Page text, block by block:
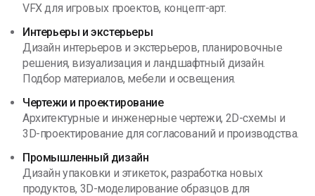
VFX для игровых проектов, концепт-арт.
Интерьеры и экстерьеры
Дизайн интерьеров и экстерьеров, планировочные
решения, визуализация и ландшафтный дизайн.
Подбор материалов, мебели и освещения.
Чертежи и проектирование
Архитектурные и инженерные чертежи, 2D-схемы и
3D-проектирование для согласований и производства.
Промышленный дизайн
Дизайн упаковки и этикеток, разработка новых
продуктов, 3D-моделирование образцов для